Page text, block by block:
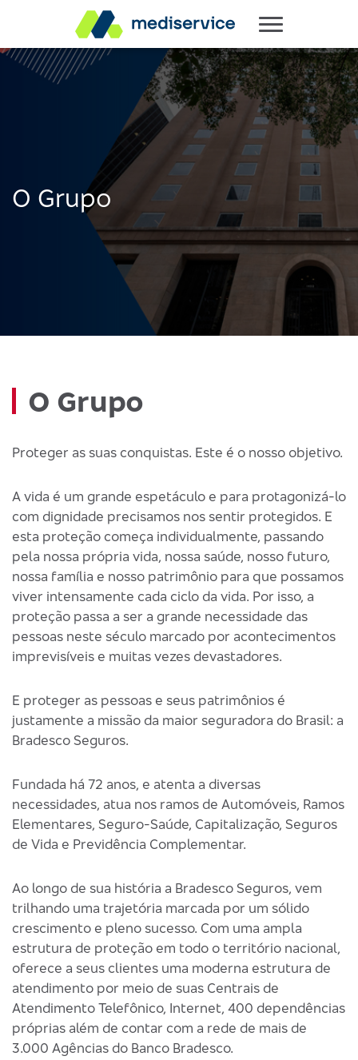
O Grupo
O Grupo
Proteger as suas conquistas. Este é o nosso objetivo.
A vida é um grande espetáculo e para protagonizá-lo
com dignidade precisamos nos sentir protegidos. E
esta proteção começa individualmente, passando
pela nossa própria vida, nossa saúde, nosso futuro,
nossa família e nosso patrimônio para que possamos
viver intensamente cada ciclo da vida. Por isso, a
proteção passa a ser a grande necessidade das
pessoas neste século marcado por acontecimentos
imprevisíveis e muitas vezes devastadores.
E proteger as pessoas e seus patrimônios é
justamente a missão da maior seguradora do Brasil: a
Bradesco Seguros.
Fundada há 72 anos, e atenta a diversas
necessidades, atua nos ramos de Automóveis, Ramos
Elementares, Seguro-Saúde, Capitalização, Seguros
de Vida e Previdência Complementar.
Ao longo de sua história a Bradesco Seguros, vem
trilhando uma trajetória marcada por um sólido
crescimento e pleno sucesso. Com uma ampla
estrutura de proteção em todo o território nacional,
oferece a seus clientes uma moderna estrutura de
atendimento por meio de suas Centrais de
Atendimento Telefônico, Internet, 400 dependências
próprias além de contar com a rede de mais de
3.000 Agências do Banco Bradesco.